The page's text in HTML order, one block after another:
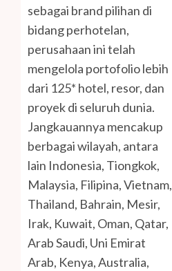
sebagai brand pilihan di
bidang perhotelan,
perusahaan ini telah
mengelola portofolio lebih
dari 125* hotel, resor, dan
proyek di seluruh dunia.
Jangkauannya mencakup
berbagai wilayah, antara
lain Indonesia, Tiongkok,
Malaysia, Filipina, Vietnam,
Thailand, Bahrain, Mesir,
Irak, Kuwait, Oman, Qatar,
Arab Saudi, Uni Emirat
Arab, Kenya, Australia,